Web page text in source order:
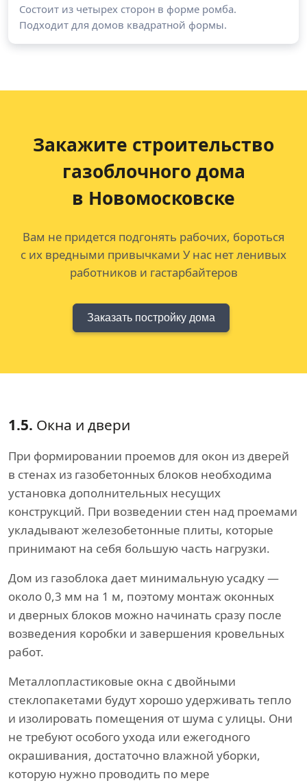
Состоит из четырех сторон в форме ромба.
Подходит для домов квадратной формы.
Закажите строительство
газоблочного дома
в Новомосковске
Вам не придется подгонять рабочих, бороться
с их вредными привычками У нас нет ленивых
работников и гастарбайтеров
Заказать постройку дома
1.5. Окна и двери
При формировании проемов для окон из дверей
в стенах из газобетонных блоков необходима
установка дополнительных несущих
конструкций. При возведении стен над проемами
укладывают железобетонные плиты, которые
принимают на себя большую часть нагрузки.
Дом из газоблока дает минимальную усадку —
около 0,3 мм на 1 м, поэтому монтаж оконных
и дверных блоков можно начинать сразу после
возведения коробки и завершения кровельных
работ.
Металлопластиковые окна с двойными
стеклопакетами будут хорошо удерживать тепло
и изолировать помещения от шума с улицы. Они
не требуют особого ухода или ежегодного
окрашивания, достаточно влажной уборки,
которую нужно проводить по мере